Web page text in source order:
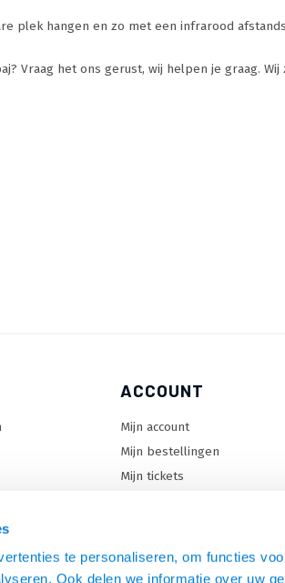
te personaliseren, om functies
Ook delen we informatie over uw
plek hangen en zo met een infrarood
Vraag het ons gerust, wij helpen je graag.
ACCOUNT
Mijn account
Mijn bestellingen
Mijn tickets